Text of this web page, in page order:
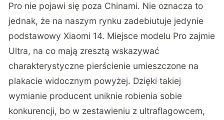
Pro nie pojawi się poza Chinami. Nie oznacza to
jednak, że na naszym rynku zadebiutuje jedynie
podstawowy Xiaomi 14. Miejsce modelu Pro zajmie
Ultra, na co mają zresztą wskazywać
charakterystyczne pierścienie umieszczone na
plakacie widocznym powyżej. Dzięki takiej
wymianie producent uniknie robienia sobie
konkurencji, bo w zestawieniu z ultraflagowcem,